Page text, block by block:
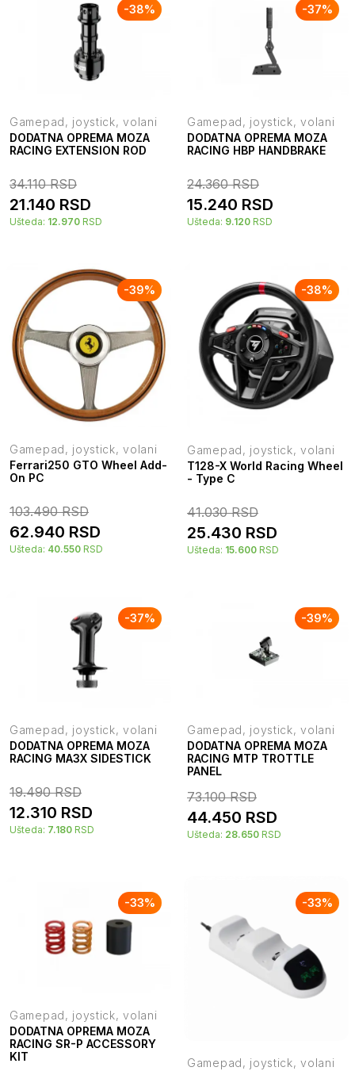
-38%
Gamepad, joystick, volani
DODATNA OPREMA MOZA
RACING EXTENSION ROD
34.110RSD
21.140 RSD
Ušteda: 12.970 RSD
-37%
Gamepad, joystick, volani
DODATNA OPREMA MOZA
RACING HBP HANDBRAKE
24.360RSD
15.240 RSD
Ušteda: 9.120 RSD
-39%
Gamepad, joystick, volani
Ferrari250 GTO Wheel Add-
On PC
103.490RSD
62.940 RSD
Ušteda: 40.550 RSD
-38%
Gamepad, joystick, volani
T128-X World Racing Wheel
- Type C
41.030RSD
25.430 RSD
Ušteda: 15.600 RSD
-37%
Gamepad, joystick, volani
DODATNA OPREMA MOZA
RACING MA3X SIDESTICK
19.490RSD
12.310 RSD
Ušteda: 7.180 RSD
-39%
Gamepad, joystick, volani
DODATNA OPREMA MOZA
RACING MTP TROTTLE
PANEL
73.100RSD
44.450 RSD
Ušteda: 28.650 RSD
-33%
Gamepad, joystick, volani
DODATNA OPREMA MOZA
RACING SR-P ACCESSORY
KIT
-33%
Gamepad, joystick, volani